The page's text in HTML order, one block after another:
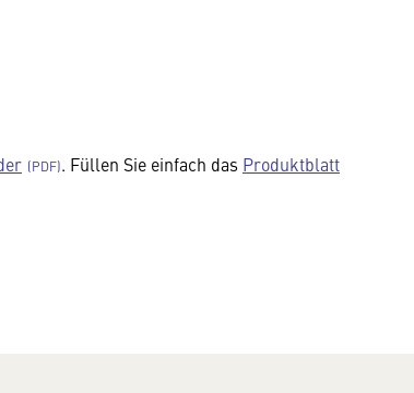
. Füllen Sie einfach das Produktblatt